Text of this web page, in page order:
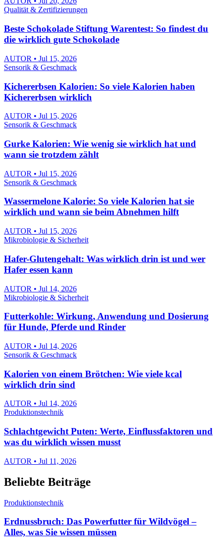
Qualität & Zertifizierungen
Beste Schokolade Stiftung Warentest: So findest du
die wirklich gute Schokolade
AUTOR • Jul 15, 2026
Sensorik & Geschmack
Kichererbsen Kalorien: So viele Kalorien haben
Kichererbsen wirklich
AUTOR • Jul 15, 2026
Sensorik & Geschmack
Gurke Kalorien: Wie wenig sie wirklich hat und
wann sie trotzdem zählt
AUTOR • Jul 15, 2026
Sensorik & Geschmack
Wassermelone Kalorie: So viele Kalorien hat sie
wirklich und wann sie beim Abnehmen hilft
AUTOR • Jul 15, 2026
Mikrobiologie & Sicherheit
Hafer-Glutengehalt: Was wirklich drin ist und wer
Hafer essen kann
AUTOR • Jul 14, 2026
Mikrobiologie & Sicherheit
Futterkohle: Wirkung, Anwendung und Dosierung
für Hunde, Pferde und Rinder
AUTOR • Jul 14, 2026
Sensorik & Geschmack
Kalorien von einem Brötchen: Wie viele kcal
wirklich drin sind
AUTOR • Jul 14, 2026
Produktionstechnik
Schlachtgewicht Puten: Werte, Einflussfaktoren und
was du wirklich wissen musst
AUTOR • Jul 11, 2026
Beliebte Beiträge
Produktionstechnik
Erdnussbruch: Das Powerfutter für Wildvögel –
Alles, was Sie wissen müssen